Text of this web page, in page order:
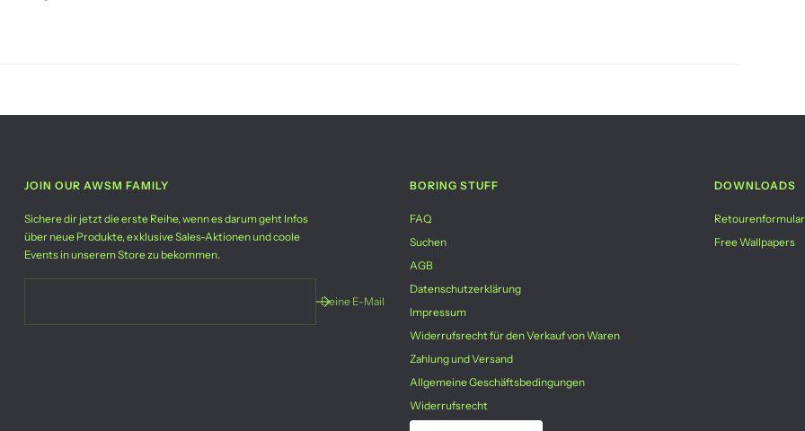
JOIN OUR AWSM FAMILY
Sichere dir jetzt die erste Reihe, wenn es darum geht Infos
über neue Produkte, exklusive Sales-Aktionen und coole
Events in unserem Store zu bekommen.
Deine E-Mail
BORING STUFF
FAQ
Suchen
AGB
Datenschutzerklärung
Impressum
Widerrufsrecht für den Verkauf von Waren
Zahlung und Versand
Allgemeine Geschäftsbedingungen
Widerrufsrecht
DOWNLOADS
Retourenformular
Free Wallpapers